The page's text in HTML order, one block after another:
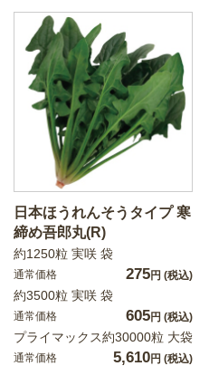
日本ほうれんそうタイプ 寒
締め吾郎丸(R)
約1250粒 実咲 袋
通常価格 275円 (税込)
約3500粒 実咲 袋
通常価格 605円 (税込)
プライマックス約30000粒 大袋
通常価格 5,610円 (税込)